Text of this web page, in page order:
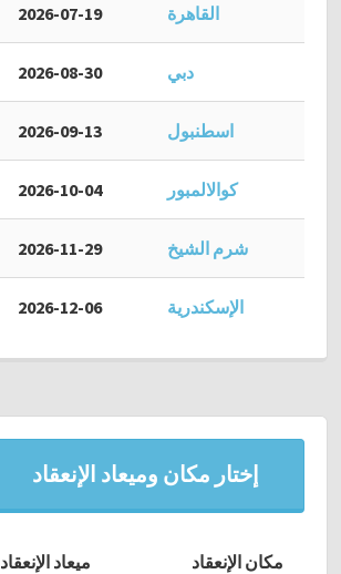
القاهرة 2026-07-19
دبي 2026-08-30
اسطنبول 2026-09-13
كوالالمبور 2026-10-04
شرم الشيخ 2026-11-29
الإسكندرية 2026-12-06
إختار مكان وميعاد الإنعقاد
مكان الإنعقاد ميعاد الإنعقاد